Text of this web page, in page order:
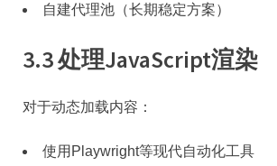
自建代理池（长期稳定方案）
3.3 处理JavaScript渲染
对于动态加载内容：
使用Playwright等现代自动化工具